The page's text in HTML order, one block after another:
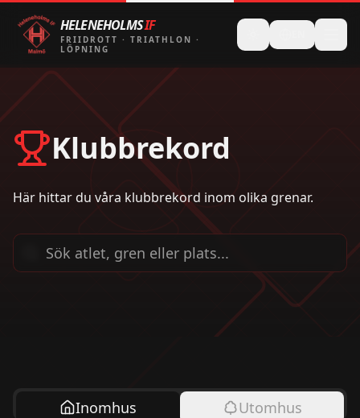
HELENEHOLMSIF
FRIIDROTT · TRIATHLON ·
LÖPNING
Klubbrekord
Här hittar du våra klubbrekord inom olika grenar.
Inomhus Utomhus